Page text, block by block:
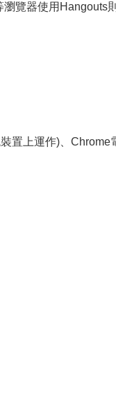
瀏覽器使用Hangouts
置上運作)、Chrome